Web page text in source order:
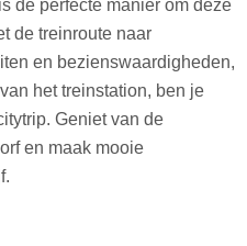
de perfecte manier om deze
de treinroute naar
en bezienswaardigheden,
het treinstation, ben je
Geniet van de
en maak mooie